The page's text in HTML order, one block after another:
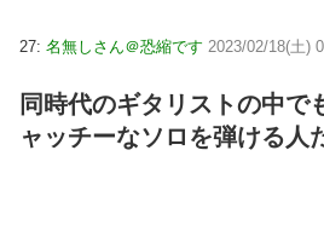
27: 名無しさん＠恐縮です 2023/02/18(土)
同時代のギタリストの中で
ャッチーなソロを弾ける人